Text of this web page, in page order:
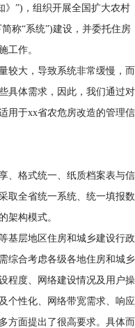
》”) ，组织开展全国扩大农村
简称“系统”)建设，并委托住房
工作。
较大，导致系统非常缓慢，而
具体需求，因此，我们通过对
用于xx省农危房改造的管理信
、格式统一、纸质档案表与信
取全省统一系统、统一填报数
架构模式。
基层地区住房和城乡建设行政
综合考虑各级各地住房和城乡
程度、网络建设情况及用户操
个性化、网络带宽需求、响应
方面提出了很高要求。具体而